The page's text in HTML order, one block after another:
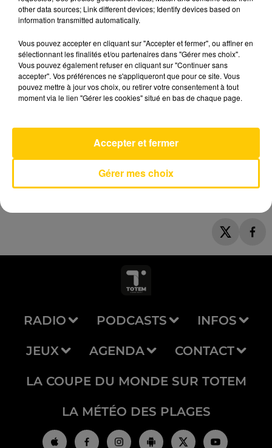
fait l'actualité et qui résonne avec le quotidien
de nos territoires
MIKA
RADIO PODCASTS INFOS
JEUX AGENDA CONTACT
LA COUPE DU MONDE SUR TOTEM
LA MÉTÉO DES PLAGES
other data sources; Link different devices; Identify devices based on
information transmitted automatically.
Vous pouvez accepter en cliquant sur "Accepter et fermer", ou affiner en
sélectionnant les finalités et/ou partenaires dans "Gérer mes choix".
Vous pouvez également refuser en cliquant sur "Continuer sans
accepter". Vos préférences ne s'appliqueront que pour ce site. Vous
pouvez mettre à jour vos choix, ou retirer votre consentement à tout
moment via le lien "Gérer les cookies" situé en bas de chaque page.
Gérer mes choix
Accepter et fermer